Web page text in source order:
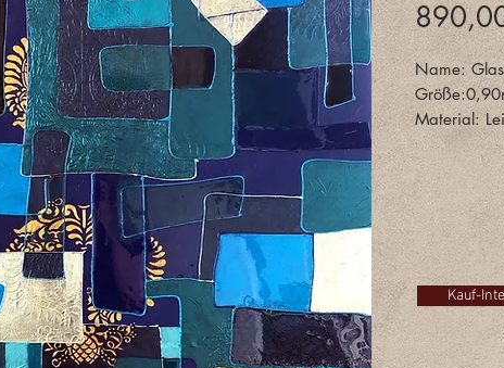
Name:
Material:
Interesse
Klicken Sie
Sie mir
Kauf-